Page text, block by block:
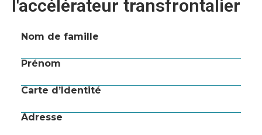
l'accélérateur transfrontalier
Nom de famille
Prénom
Carte d’Identité
Adresse